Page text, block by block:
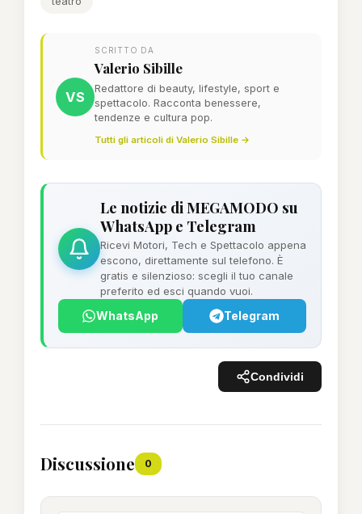
VS
SCRITTO DA
Valerio Sibille
Redattore di beauty, lifestyle, sport e
spettacolo. Racconta benessere,
tendenze e cultura pop.
Tutti gli articoli di Valerio Sibille →
Le notizie di MEGAMODO su
WhatsApp e Telegram
Ricevi Motori, Tech e Spettacolo appena
escono, direttamente sul telefono. È
gratis e silenzioso: scegli il tuo canale
preferito ed esci quando vuoi.
WhatsApp Telegram
Condividi
Discussione 0